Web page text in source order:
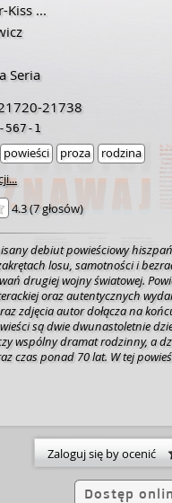
Kiss...
Seria
21738
567-1
powieści proza
rodzina
4.3(7 głosów)
debiut powieściowy
losu, samotności i
drugiej wojny światowej.
oraz autentycznych
zdjęcia autor dołącza na
są dwie dwunastoletnie
wspólny dramat rodzinny, a
czas ponad 70 lat. W tej
obliczach zagłady tego narodu,
Powieść pełna emocji,
rasistowską atmosferę
na kilka miesięcy przed
Zaloguj się by ocenić
Dostęp